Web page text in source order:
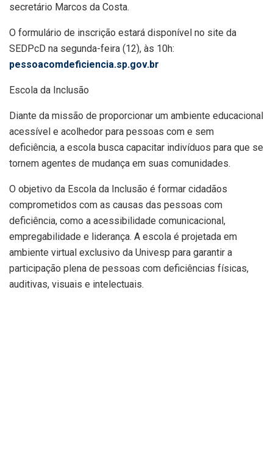
secretário Marcos da Costa.
O formulário de inscrição estará disponível no site da
SEDPcD na segunda-feira (12), às 10h:
pessoacomdeficiencia.sp.gov.br
Escola da Inclusão
Diante da missão de proporcionar um ambiente educacional
acessível e acolhedor para pessoas com e sem
deficiência, a escola busca capacitar indivíduos para que se
tornem agentes de mudança em suas comunidades.
O objetivo da Escola da Inclusão é formar cidadãos
comprometidos com as causas das pessoas com
deficiência, como a acessibilidade comunicacional,
empregabilidade e liderança. A escola é projetada em
ambiente virtual exclusivo da Univesp para garantir a
participação plena de pessoas com deficiências físicas,
auditivas, visuais e intelectuais.